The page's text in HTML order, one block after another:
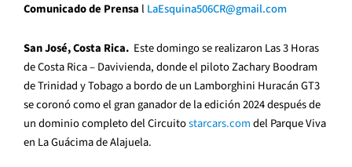
Comunicado de Prensa l LaEsquina506CR@gmail.com
San José, Costa Rica. Este domingo se realizaron Las 3 Horas
de Costa Rica – Davivienda, donde el piloto Zachary Boodram
de Trinidad y Tobago a bordo de un Lamborghini Huracán GT3
se coronó como el gran ganador de la edición 2024 después de
un dominio completo del Circuitostarcars.comdel Parque Viva
en La Guácima de Alajuela.